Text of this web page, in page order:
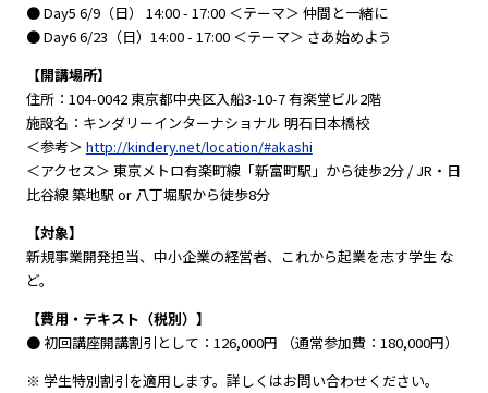
● Day5 6/9（日） 14:00 - 17:00 ＜テーマ＞ 仲間と一緒に
● Day6 6/23（日）14:00 - 17:00 ＜テーマ＞ さあ始めよう
【開講場所】
住所：104-0042 東京都中央区入船3-10-7 有楽堂ビル2階
施設名：キンダリーインターナショナル 明石日本橋校
＜参考＞ http://kindery.net/location/#akashi
＜アクセス＞ 東京メトロ有楽町線「新富町駅」から徒歩2分 / JR・日
比谷線 築地駅 or 八丁堀駅から徒歩8分
【対象】
新規事業開発担当、中小企業の経営者、これから起業を志す学生 な
ど。
【費用・テキスト（税別）】
● 初回講座開講割引として：126,000円 （通常参加費：180,000円）
※ 学生特別割引を適用します。詳しくはお問い合わせください。